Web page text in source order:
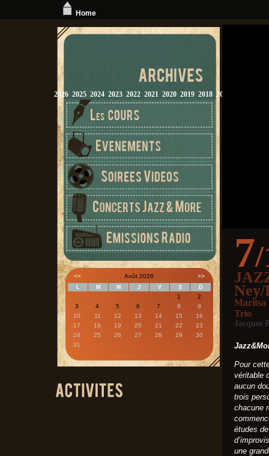
2026 2025 2024 2023 2022 2021 2020 2019 2018 2017
<< Août 2026 >>
L M M J V S D
1
2
3
4 5 6 7 8
9
10
11 12 13 14 15
16
17
18 19 20 21 22
23
24
25 26 27 28 29
30
31
7/
Maritsa
Trio
Jacques
Pour
véritable
aucun
trois
chacune
études
une
Home